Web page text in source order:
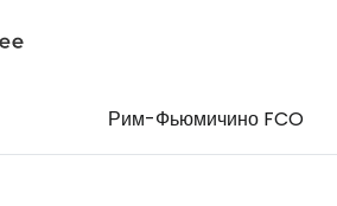
Рим-Фьюмичино FCO